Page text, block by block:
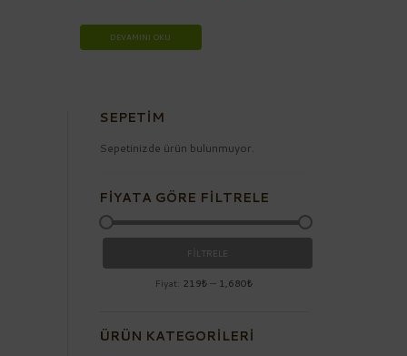
yapılabilecektir.
DEVAMINI OKU
SEPETIM
Sepetinizde ürün bulunmuyor.
FIYATA GÖRE FILTRELE
FILTRELE
Fiyat: 219₺ — 1,680₺
ÜRÜN KATEGORILERI